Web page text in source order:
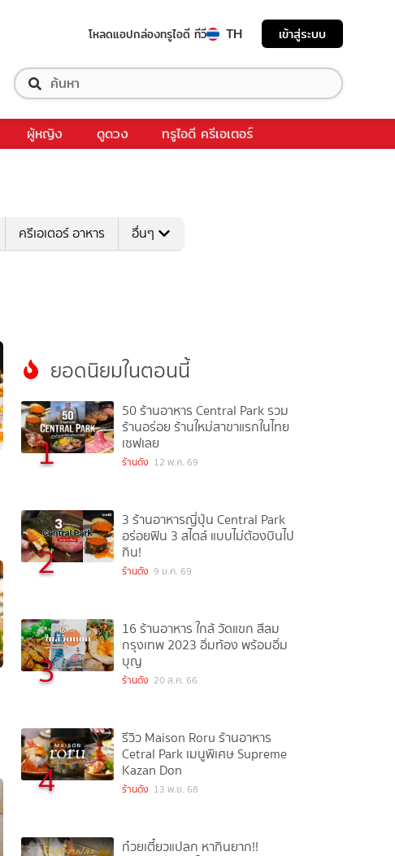
โหลดแอปกล่องทรูไอดี ทีวี TH เข้าสู่ระบบ
ผู้หญิง ดูดวง ทรูไอดี ครีเอเตอร์
ครีเอเตอร์ อาหาร อื่นๆ
ยอดนิยมในตอนนี้
1
50 ร้านอาหาร Central Park รวม
ร้านอร่อย ร้านใหม่สาขาแรกในไทย
เซฟเลย
ร้านดัง 12 พ.ค. 69
2
3 ร้านอาหารญี่ปุ่น Central Park
อร่อยฟิน 3 สไตล์ แบบไม่ต้องบินไป
กิน!
ร้านดัง 9 ม.ค. 69
3
16 ร้านอาหาร ใกล้ วัดแขก สีลม
กรุงเทพ 2023 อิ่มท้อง พร้อมอิ่ม
บุญ
ร้านดัง 20 ส.ค. 66
4
รีวิว Maison Roru ร้านอาหาร
Cetral Park เมนูพิเศษ Supreme
Kazan Don
ร้านดัง 13 พ.ย. 68
ก๋วยเตี๋ยวแปลก หากินยาก!!